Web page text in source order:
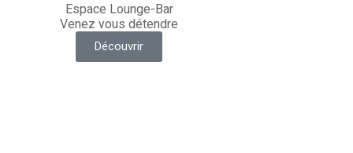
Espace Lounge-Bar
Venez vous détendre
Découvrir